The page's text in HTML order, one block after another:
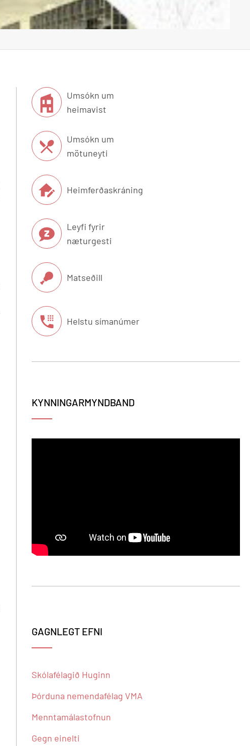
Umsókn um
heimavist
Umsókn um
mötuneyti
Heimferðaskráning
Leyfi fyrir
næturgesti
Matseðill
Helstu símanúmer
KYNNINGARMYNDBAND
GAGNLEGT EFNI
Skólafélagið Huginn
Þórduna nemendafélag VMA
Menntamálastofnun
Gegn einelti